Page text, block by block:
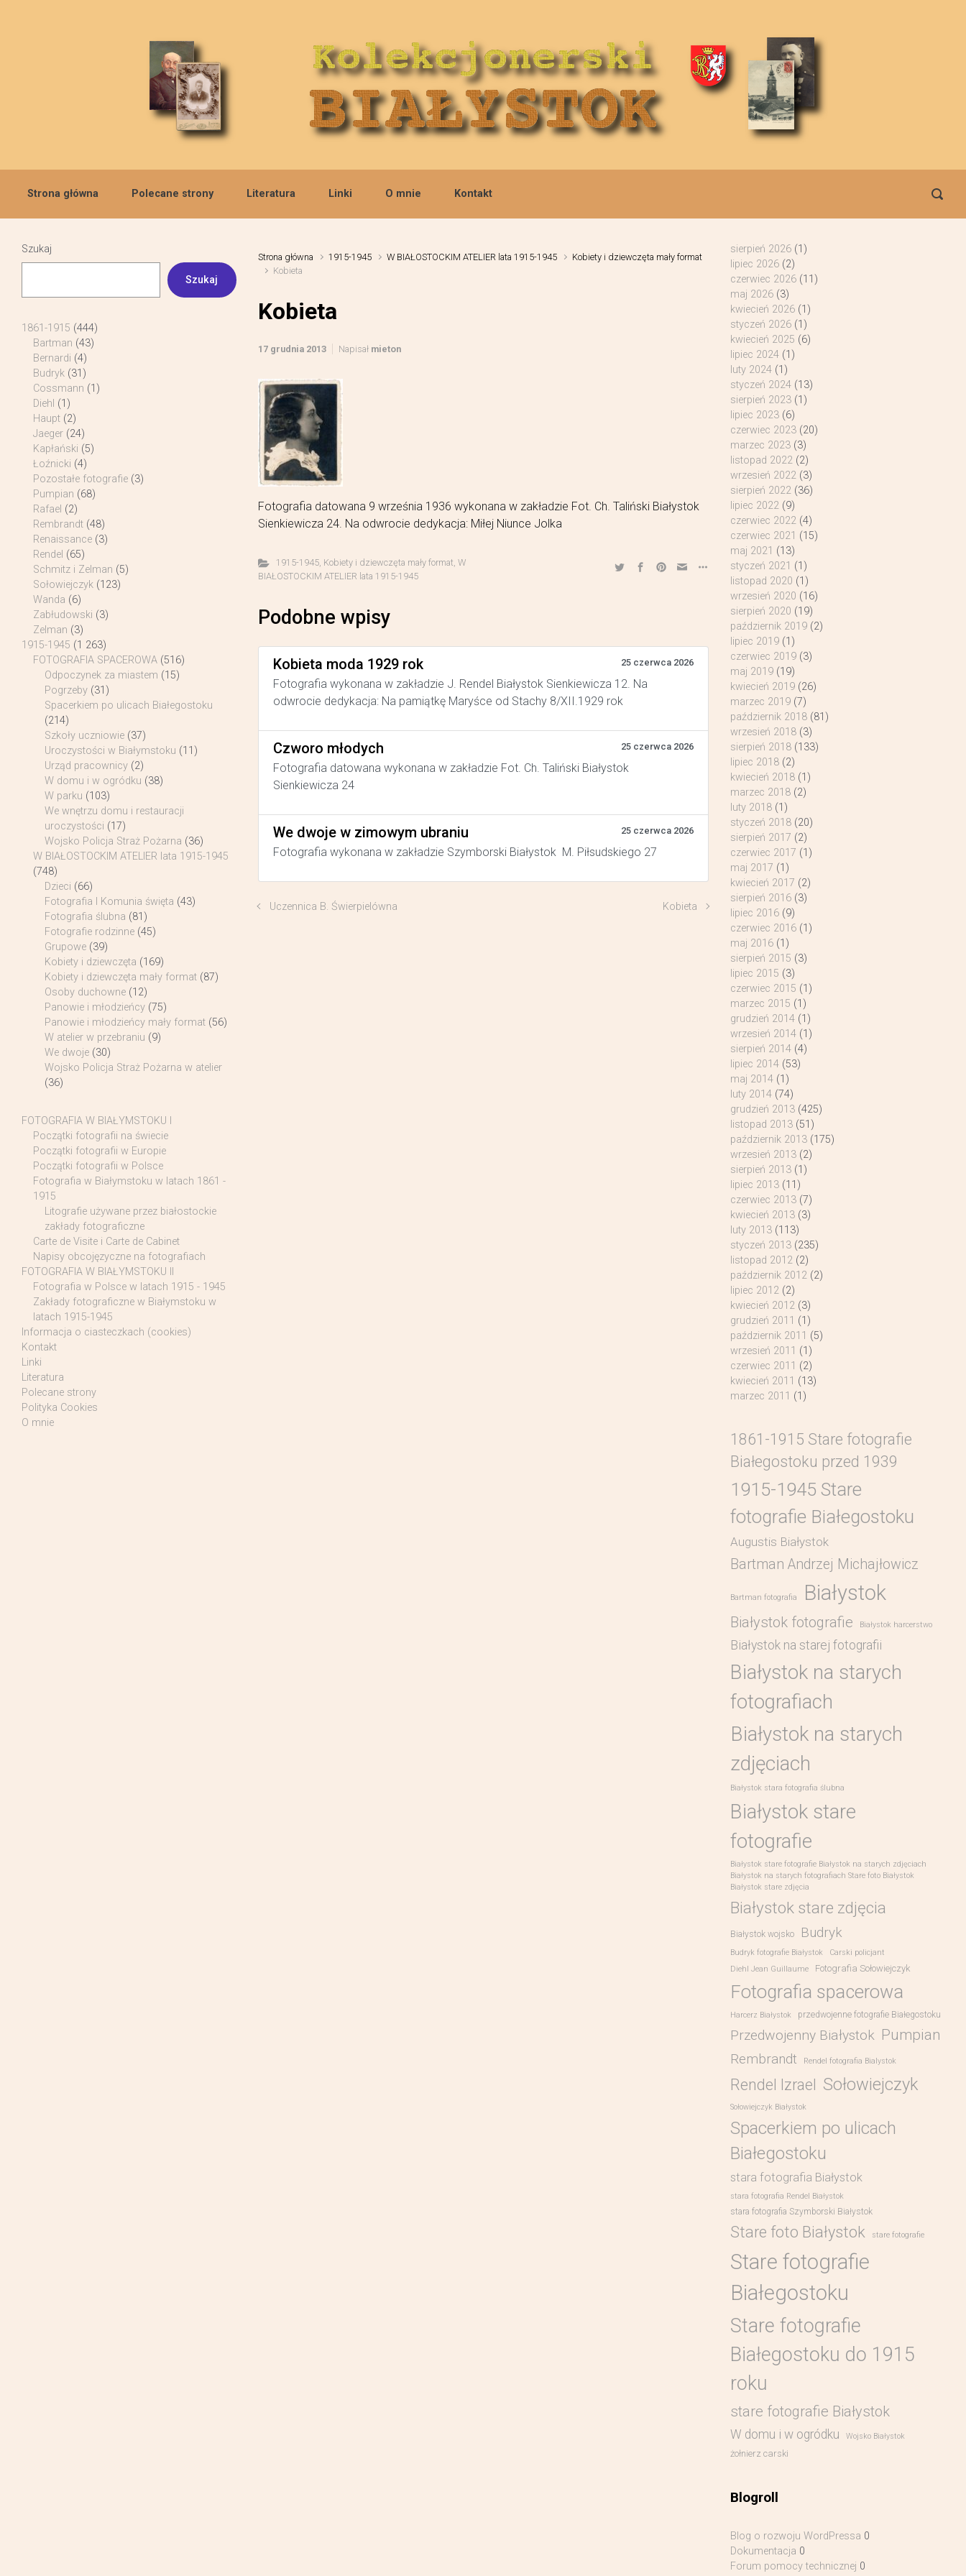
Strona główna Polecane strony Literatura Linki O mnie Kontakt
Strona główna 1915-1945 W BIAŁOSTOCKIM ATELIER lata 1915-1945
Kobiety i dziewczęta mały format
Kobieta
Kobieta
17 grudnia 2013 Napisał mieton
Fotografia datowana 9 września 1936 wykonana w zakładzie Fot. Ch. Taliński Białystok
Sienkiewicza 24. Na odwrocie dedykacja: Miłej Niunce Jolka
1915-1945, Kobiety i dziewczęta mały format,W
BIAŁOSTOCKIM ATELIER lata 1915-1945
Podobne wpisy
Kobieta moda 1929 rok 25 czerwca 2026
Fotografia wykonana w zakładzie J. Rendel Białystok Sienkiewicza 12. Na
odwrocie dedykacja: Na pamiątkę Maryśce od Stachy 8/XII.1929 rok
Czworo młodych 25 czerwca 2026
Fotografia datowana wykonana w zakładzie Fot. Ch. Taliński Białystok
Sienkiewicza 24
We dwoje w zimowym ubraniu 25 czerwca 2026
Fotografia wykonana w zakładzie Szymborski Białystok M. Piłsudskiego 27
Uczennica B. Świerpielówna Kobieta
Szukaj
Szukaj
1861-1915 (444)
Bartman (43)
Bernardi (4)
Budryk (31)
Cossmann (1)
Diehl (1)
Haupt (2)
Jaeger (24)
Kapłański (5)
Łoźnicki (4)
Pozostałe fotografie (3)
Pumpian (68)
Rafael (2)
Rembrandt (48)
Renaissance (3)
Rendel (65)
Schmitz i Zelman (5)
Sołowiejczyk (123)
Wanda (6)
Zabłudowski (3)
Zelman (3)
1915-1945 (1 263)
FOTOGRAFIA SPACEROWA (516)
Odpoczynek za miastem (15)
Pogrzeby (31)
Spacerkiem po ulicach Białegostoku
(214)
Szkoły uczniowie (37)
Uroczystości w Białymstoku (11)
Urząd pracownicy (2)
W domu i w ogródku (38)
W parku (103)
We wnętrzu domu i restauracji
uroczystości (17)
Wojsko Policja Straż Pożarna (36)
W BIAŁOSTOCKIM ATELIER lata 1915-1945
(748)
Dzieci (66)
Fotografia I Komunia święta (43)
Fotografia ślubna (81)
Fotografie rodzinne (45)
Grupowe (39)
Kobiety i dziewczęta (169)
Kobiety i dziewczęta mały format (87)
Osoby duchowne (12)
Panowie i młodzieńcy (75)
Panowie i młodzieńcy mały format (56)
W atelier w przebraniu (9)
We dwoje (30)
Wojsko Policja Straż Pożarna w atelier
(36)
FOTOGRAFIA W BIAŁYMSTOKU I
Początki fotografii na świecie
Początki fotografii w Europie
Początki fotografii w Polsce
Fotografia w Białymstoku w latach 1861 -
1915
Litografie używane przez białostockie
zakłady fotograficzne
Carte de Visite i Carte de Cabinet
Napisy obcojęzyczne na fotografiach
FOTOGRAFIA W BIAŁYMSTOKU II
Fotografia w Polsce w latach 1915 - 1945
Zakłady fotograficzne w Białymstoku w
latach 1915-1945
Informacja o ciasteczkach (cookies)
Kontakt
Linki
Literatura
Polecane strony
Polityka Cookies
O mnie
sierpień 2026(1)
lipiec 2026(2)
czerwiec 2026(11)
maj 2026(3)
kwiecień 2026(1)
styczeń 2026(1)
kwiecień 2025 (6)
lipiec 2024(1)
luty 2024(1)
styczeń 2024(13)
sierpień 2023(1)
lipiec 2023(6)
czerwiec 2023(20)
marzec 2023(3)
listopad 2022(2)
wrzesień 2022(3)
sierpień 2022(36)
lipiec 2022(9)
czerwiec 2022(4)
czerwiec 2021 (15)
maj 2021 (13)
styczeń 2021 (1)
listopad 2020 (1)
wrzesień 2020 (16)
sierpień 2020 (19)
październik 2019(2)
lipiec 2019(1)
czerwiec 2019(3)
maj 2019(19)
kwiecień 2019(26)
marzec 2019(7)
październik 2018(81)
wrzesień 2018(3)
sierpień 2018(133)
lipiec 2018(2)
kwiecień 2018(1)
marzec 2018(2)
luty 2018(1)
styczeń 2018(20)
sierpień 2017 (2)
czerwiec 2017 (1)
maj 2017 (1)
kwiecień 2017 (2)
sierpień 2016(3)
lipiec 2016(9)
czerwiec 2016(1)
maj 2016(1)
sierpień 2015 (3)
lipiec 2015 (3)
czerwiec 2015 (1)
marzec 2015 (1)
grudzień 2014(1)
wrzesień 2014(1)
sierpień 2014(4)
lipiec 2014(53)
maj 2014(1)
luty 2014(74)
grudzień 2013(425)
listopad 2013(51)
październik 2013(175)
wrzesień 2013(2)
sierpień 2013(1)
lipiec 2013(11)
czerwiec 2013(7)
kwiecień 2013(3)
luty 2013(113)
styczeń 2013(235)
listopad 2012(2)
październik 2012(2)
lipiec 2012(2)
kwiecień 2012(3)
grudzień 2011 (1)
październik 2011 (5)
wrzesień 2011 (1)
czerwiec 2011 (2)
kwiecień 2011 (13)
marzec 2011 (1)
1861-1915 Stare fotografie
Białegostoku przed 1939
1915-1945 Stare
fotografie Białegostoku
Augustis Białystok
Bartman Andrzej Michajłowicz
Bartman fotografia Białystok
Białystok fotografie Białystok harcerstwo
Białystok na starej fotografii
Białystok na starych
fotografiach
Białystok na starych
zdjęciach
Białystok stara fotografia ślubna
Białystok stare
fotografie
Białystok stare fotografie Białystok na starych zdjęciach
Białystok na starych fotografiach Stare foto Białystok
Białystok stare zdjęcia
Białystok stare zdjęcia
Białystok wojsko Budryk
Budryk fotografie Białystok
Carski policjant
Diehl Jean Guillaume
Fotografia Sołowiejczyk
Fotografia spacerowa
Harcerz Białystok przedwojenne fotografie Białegostoku
Przedwojenny Białystok Pumpian
Rembrandt Rendel fotografia Bialystok
Rendel Izrael Sołowiejczyk
Sołowiejczyk Białystok
Spacerkiem po ulicach
Białegostoku
stara fotografia Białystok
stara fotografia Rendel Białystok
stara fotografia Szymborski Białystok
Stare foto Białystok stare fotografie
Stare fotografie
Białegostoku
Stare fotografie
Białegostoku do 1915
roku
stare fotografie Białystok
W domu i w ogródku Wojsko Białystok
żołnierz carski
Blogroll
Blog o rozwoju WordPressa 0
Dokumentacja 0
Forum pomocy technicznej 0